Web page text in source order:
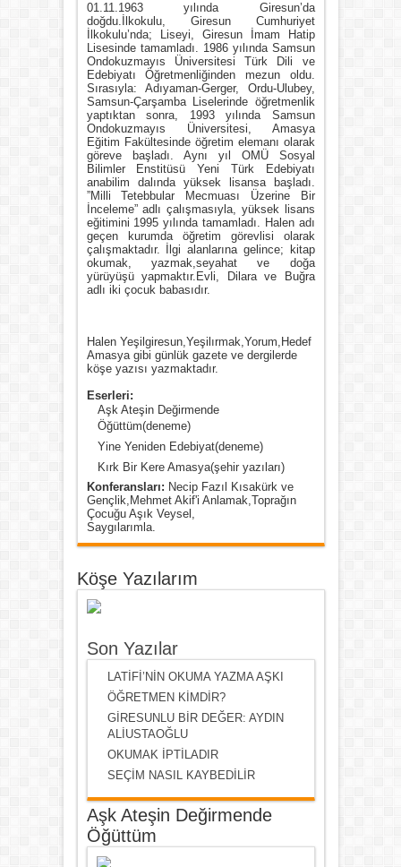
01.11.1963 yılında Giresun’da
doğdu.İlkokulu, Giresun Cumhuriyet
İlkokulu’nda; Liseyi, Giresun İmam Hatip
Lisesinde tamamladı. 1986 yılında Samsun
Ondokuzmayıs Üniversitesi Türk Dili ve
Edebiyatı Öğretmenliğinden mezun oldu.
Sırasıyla: Adıyaman-Gerger, Ordu-Ulubey,
Samsun-Çarşamba Liselerinde öğretmenlik
yaptıktan sonra, 1993 yılında Samsun
Ondokuzmayıs Üniversitesi, Amasya
Eğitim Fakültesinde öğretim elemanı olarak
göreve başladı. Aynı yıl OMÜ Sosyal
Bilimler Enstitüsü Yeni Türk Edebiyatı
anabilim dalında yüksek lisansa başladı.
”Milli Tetebbular Mecmuası Üzerine Bir
İnceleme” adlı çalışmasıyla, yüksek lisans
eğitimini 1995 yılında tamamladı. Halen adı
geçen kurumda öğretim görevlisi olarak
çalışmaktadır. İlgi alanlarına gelince; kitap
okumak, yazmak,seyahat ve doğa
yürüyüşü yapmaktır.Evli, Dilara ve Buğra
adlı iki çocuk babasıdır.
Halen Yeşilgiresun,Yeşilırmak,Yorum,Hedef
Amasya gibi günlük gazete ve dergilerde
köşe yazısı yazmaktadır.
Eserleri:
Aşk Ateşin Değirmende
Öğüttüm(deneme)
Yine Yeniden Edebiyat(deneme)
Kırk Bir Kere Amasya(şehir yazıları)
Konferansları: Necip Fazıl Kısakürk ve
Gençlik,Mehmet Akif'i Anlamak,Toprağın
Çocuğu Aşık Veysel,
Saygılarımla.
Köşe Yazılarım
Son Yazılar
LATİFİ’NİN OKUMA YAZMA AŞKI
ÖĞRETMEN KİMDİR?
GİRESUNLU BİR DEĞER: AYDIN
ALİUSTAOĞLU
OKUMAK İPTİLADIR
SEÇİM NASIL KAYBEDİLİR
Aşk Ateşin Değirmende
Öğüttüm